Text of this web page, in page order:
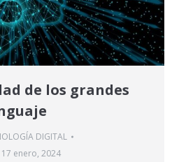
de los grandes
DIGITAL
17 enero, 2024